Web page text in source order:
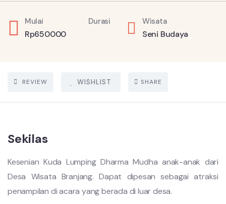
Mulai
Rp650000
Durasi Wisata
Seni Budaya
REVIEW WISHLIST SHARE
Sekilas
Kesenian Kuda Lumping Dharma Mudha anak-anak dari
Desa Wisata Branjang. Dapat dipesan sebagai atraksi
penampilan di acara yang berada di luar desa.